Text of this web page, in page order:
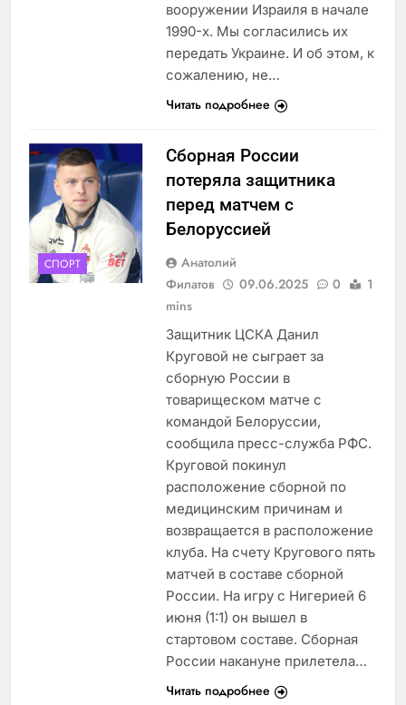
вооружении Израиля в начале
1990-х. Мы согласились их
передать Украине. И об этом, к
сожалению, не…
Читать подробнее
СПОРТ
Сборная России
потеряла защитника
перед матчем с
Белоруссией
Анатолий
Филатов
09.06.2025 0
1
mins
Защитник ЦСКА Данил
Круговой не сыграет за
сборную России в
товарищеском матче с
командой Белоруссии,
сообщила пресс-служба РФС.
Круговой покинул
расположение сборной по
медицинским причинам и
возвращается в расположение
клуба. На счету Кругового пять
матчей в составе сборной
России. На игру с Нигерией 6
июня (1:1) он вышел в
стартовом составе. Сборная
России накануне прилетела…
Читать подробнее